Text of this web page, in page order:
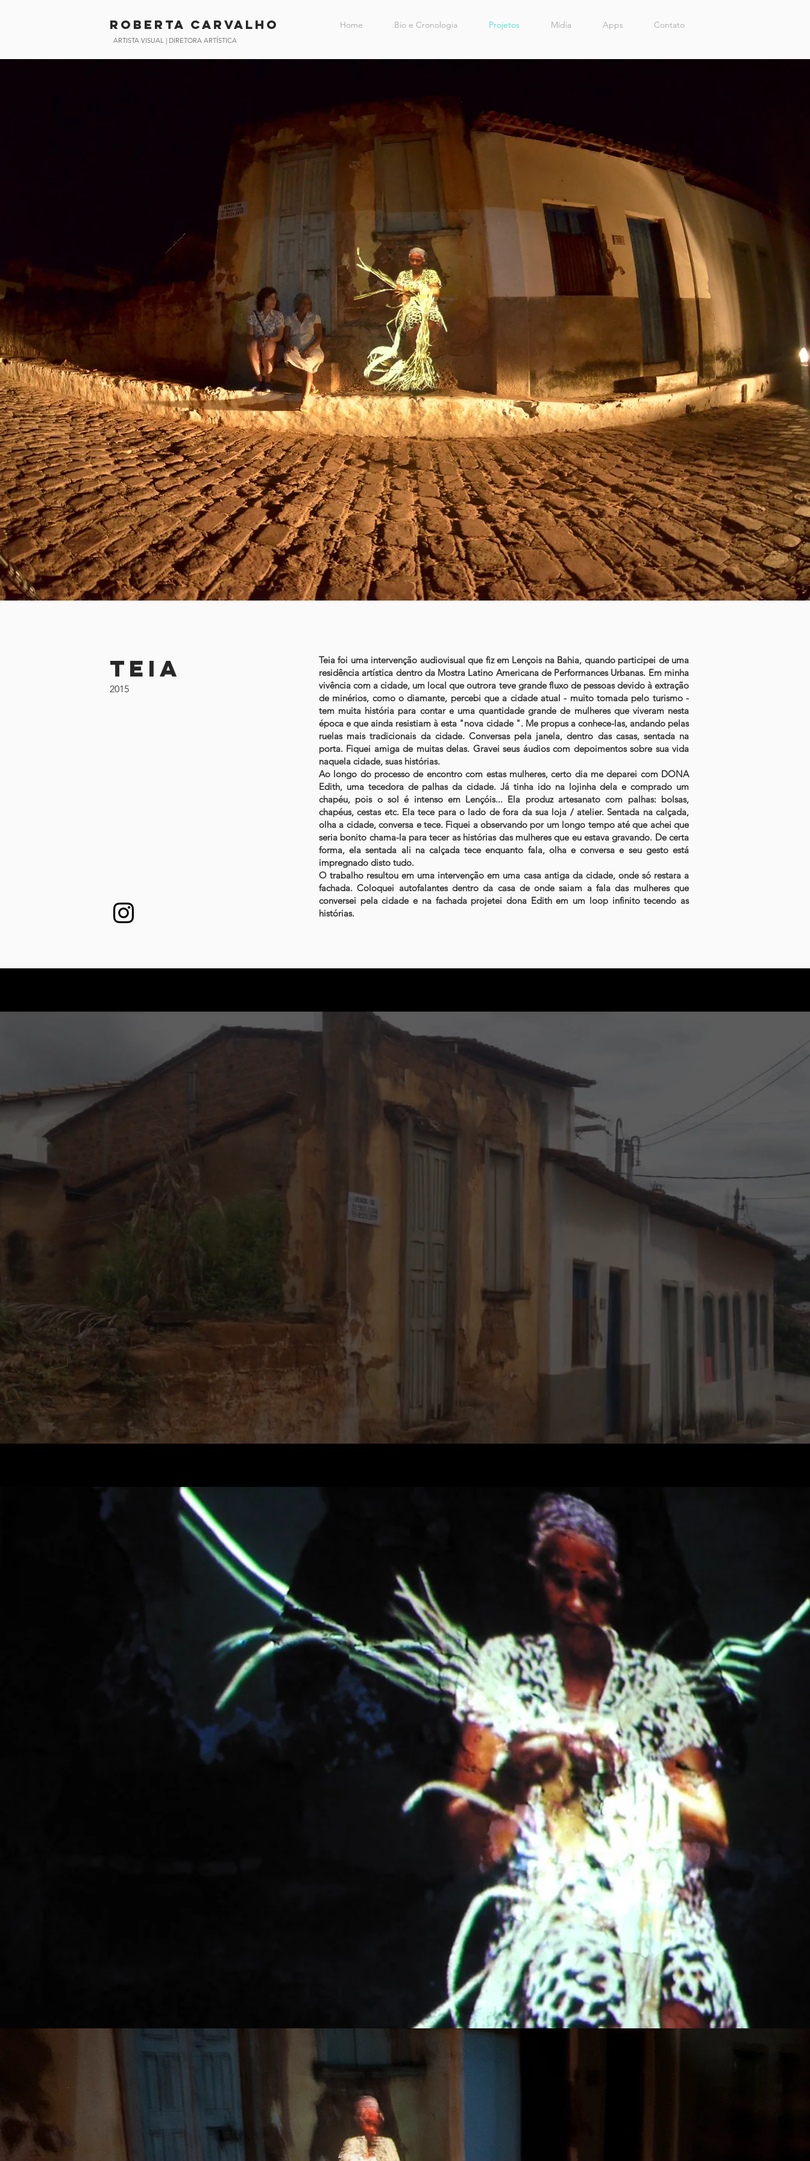
Roberta CArvalho
ARTISTA VISUAL | DIRETORA ARTÍSTICA
Home Bio e Cronologia Projetos Mídia Apps Contato
TEIA
2015
Teia foi uma intervenção audiovisual que fiz em Lençois na Bahia, quando participei de uma
residência artística dentro da Mostra Latino Americana de Performances Urbanas. Em minha
vivência com a cidade, um local que outrora teve grande fluxo de pessoas devido à extração
de minérios, como o diamante, percebi que a cidade atual - muito tomada pelo turismo -
tem muita história para contar e uma quantidade grande de mulheres que viveram nesta
época e que ainda resistiam à esta "nova cidade ". Me propus a conhece-las, andando pelas
ruelas mais tradicionais da cidade. Conversas pela janela, dentro das casas, sentada na
porta. Fiquei amiga de muitas delas. Gravei seus áudios com depoimentos sobre sua vida
naquela cidade, suas histórias.
Ao longo do processo de encontro com estas mulheres, certo dia me deparei com DONA
Edith, uma tecedora de palhas da cidade. Já tinha ido na lojinha dela e comprado um
chapéu, pois o sol é intenso em Lençóis... Ela produz artesanato com palhas: bolsas,
chapéus, cestas etc. Ela tece para o lado de fora da sua loja / atelier. Sentada na calçada,
olha a cidade, conversa e tece. Fiquei a observando por um longo tempo até que achei que
seria bonito chama-la para tecer as histórias das mulheres que eu estava gravando. De certa
forma, ela sentada ali na calçada tece enquanto fala, olha e conversa e seu gesto está
impregnado disto tudo.
O trabalho resultou em uma intervenção em uma casa antiga da cidade, onde só restara a
fachada. Coloquei autofalantes dentro da casa de onde saiam a fala das mulheres que
conversei pela cidade e na fachada projetei dona Edith em um loop infinito tecendo as
histórias.